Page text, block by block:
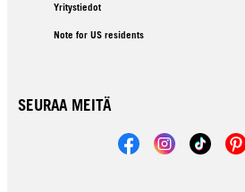
Yritystiedot
Note for US residents
SEURAA MEITÄ